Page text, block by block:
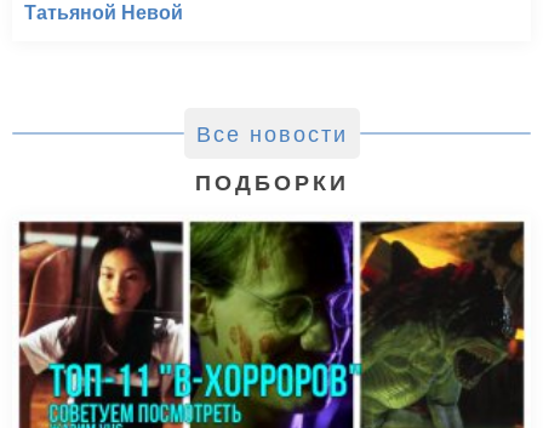
Татьяной Невой
Все новости
ПОДБОРКИ